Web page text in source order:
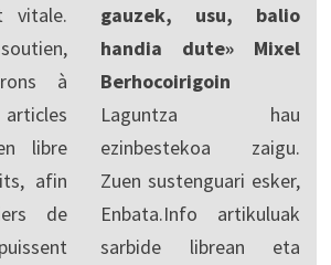
vitale.
à
libre
afin
de
gauzek, usu, balio
handia dute» Mixel
Berhocoirigoin
Laguntza hau
ezinbestekoa zaigu.
Zuen sustenguari esker,
Enbata.Info artikuluak
sarbide librean eta